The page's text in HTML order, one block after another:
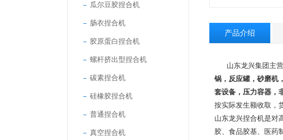
瓜尔豆胶捏合机
肠衣捏合机
胶原蛋白捏合机
螺杆挤出型捏合机
碳素捏合机
硅橡胶捏合机
普通捏合机
真空捏合机
产品介绍
山东龙兴集团主
锅，反应罐，砂磨机
套设备，压力容器，
按实际发生额收取，
山东龙兴捏合机是对
胶、食品胶基、医药